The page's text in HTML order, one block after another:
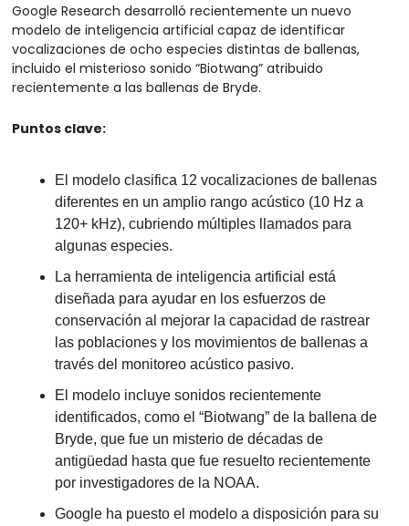
Google Research desarrolló recientemente un nuevo
modelo de inteligencia artificial capaz de identificar
vocalizaciones de ocho especies distintas de ballenas,
incluido el misterioso sonido “Biotwang” atribuido
recientemente a las ballenas de Bryde.
Puntos clave:
El modelo clasifica 12 vocalizaciones de ballenas
diferentes en un amplio rango acústico (10 Hz a
120+ kHz), cubriendo múltiples llamados para
algunas especies.
La herramienta de inteligencia artificial está
diseñada para ayudar en los esfuerzos de
conservación al mejorar la capacidad de rastrear
las poblaciones y los movimientos de ballenas a
través del monitoreo acústico pasivo.
El modelo incluye sonidos recientemente
identificados, como el “Biotwang” de la ballena de
Bryde, que fue un misterio de décadas de
antigüedad hasta que fue resuelto recientemente
por investigadores de la NOAA.
Google ha puesto el modelo a disposición para su